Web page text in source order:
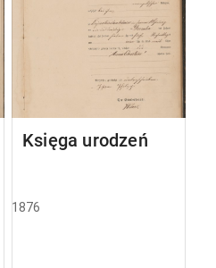
Księga urodzeń
1876